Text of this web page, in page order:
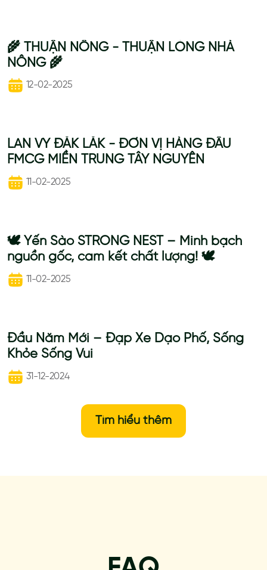
🌾 THUẬN NÔNG - THUẬN LÒNG NHÀ
NÔNG 🌾
12-02-2025
LAN VY ĐẮK LẮK - ĐƠN VỊ HÀNG ĐẦU
FMCG MIỀN TRUNG TÂY NGUYÊN
11-02-2025
🕊 Yến Sào STRONG NEST – Minh bạch
nguồn gốc, cam kết chất lượng! 🕊
11-02-2025
Đầu Năm Mới – Đạp Xe Dạo Phố, Sống
Khỏe Sống Vui
31-12-2024
Tìm hiểu thêm